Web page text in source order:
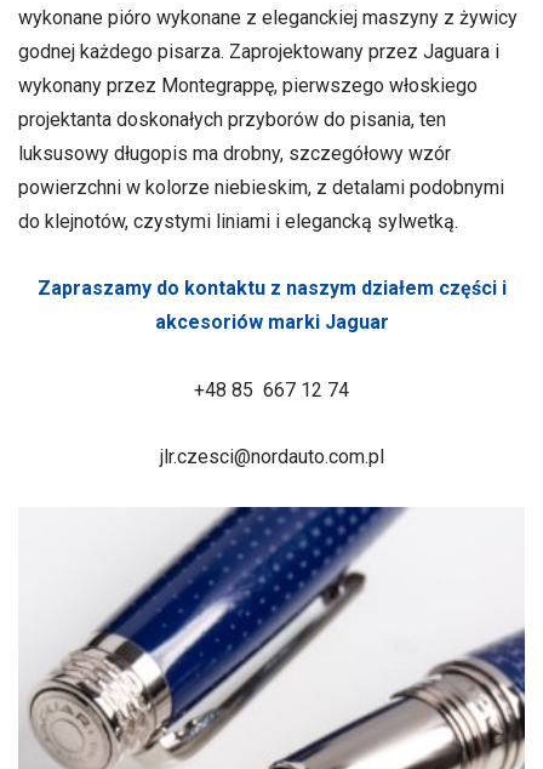
wykonane pióro wykonane z eleganckiej maszyny z żywicy
godnej każdego pisarza. Zaprojektowany przez Jaguara i
wykonany przez Montegrappę, pierwszego włoskiego
projektanta doskonałych przyborów do pisania, ten
luksusowy długopis ma drobny, szczegółowy wzór
powierzchni w kolorze niebieskim, z detalami podobnymi
do klejnotów, czystymi liniami i elegancką sylwetką.
Zapraszamy do kontaktu z naszym działem części i
akcesoriów marki Jaguar
+48 85 667 12 74
jlr.czesci@nordauto.com.pl